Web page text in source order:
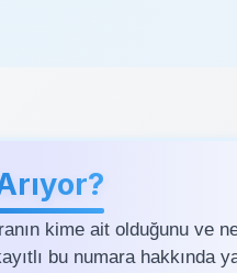
kime ait olduğunu ve
bu numara hakkında